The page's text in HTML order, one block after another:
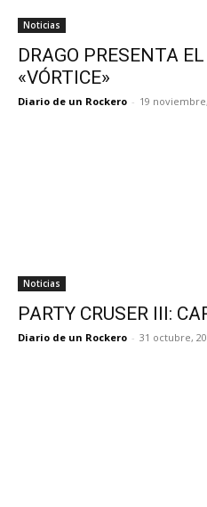
Noticias
DRAGO PRESENTA
«VÓRTICE»
Diario de un Rockero - 19
Noticias
PARTY CRUSER III:
Diario de un Rockero - 31 octubre,